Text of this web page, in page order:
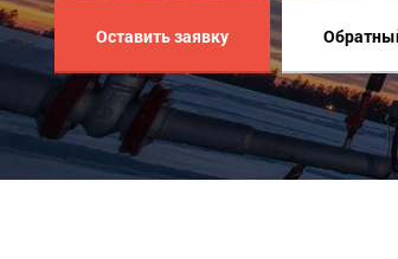
Оставить заявку